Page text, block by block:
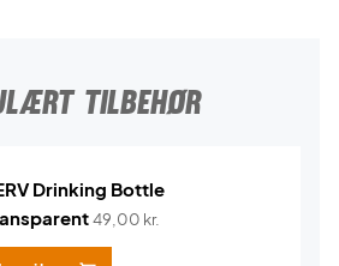
TILBEHØR
Drinking Bottle
49,00 kr.